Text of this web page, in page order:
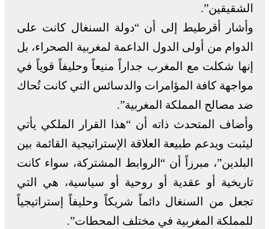
الشقيقين”.
وأشار أقرطيط إلى أن “دولة السنغال كانت على
الدوام من أولى الدول الداعمة لمغربية الصحراء، بل
إنها شكلت مع المغرب جداراً منيعاً وحليفاً قوياً في
مواجهة كافة المؤامرات والدسائس التي كانت تُحاك
ضد مصالح المملكة المغربية”.
وأضاف المتحدث ذاته أن “هذا القرار الملكي يأتي
ليثبت ويدعم طبيعة العلاقة الإستراتيجية القائمة بين
البلدين”، مبرزاً أن “الروابط المشتركة، سواء كانت
تاريخية أو عقدية أو روحية أو سياسية، هي التي
تجعل من السنغال دائماً شريكاً وحليفاً إستراتيجياً
للمملكة المغربية في مختلف المحطات”.